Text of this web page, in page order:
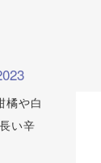
橘や白
い辛